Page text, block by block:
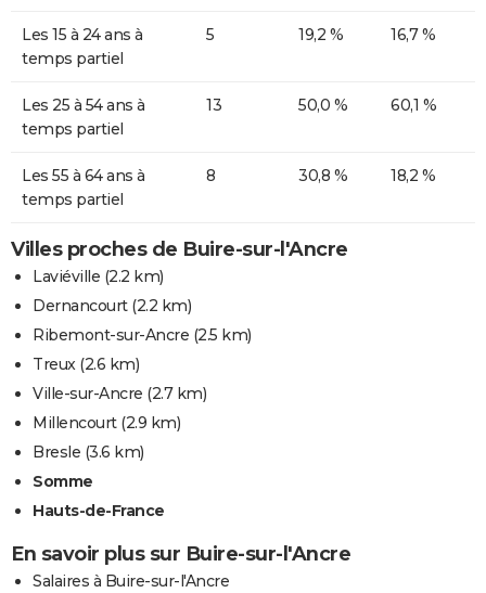
Les 15 à 24 ans à
temps partiel
5 19,2 % 16,7 %
Les 25 à 54 ans à
temps partiel
13 50,0 % 60,1 %
Les 55 à 64 ans à
temps partiel
8 30,8 % 18,2 %
Villes proches de Buire-sur-l'Ancre
Laviéville (2.2 km)
Dernancourt(2.2 km)
Ribemont-sur-Ancre (2.5 km)
Treux(2.6 km)
Ville-sur-Ancre (2.7 km)
Millencourt(2.9 km)
Bresle (3.6 km)
Somme
Hauts-de-France
En savoir plus sur Buire-sur-l'Ancre
Salaires à Buire-sur-l'Ancre